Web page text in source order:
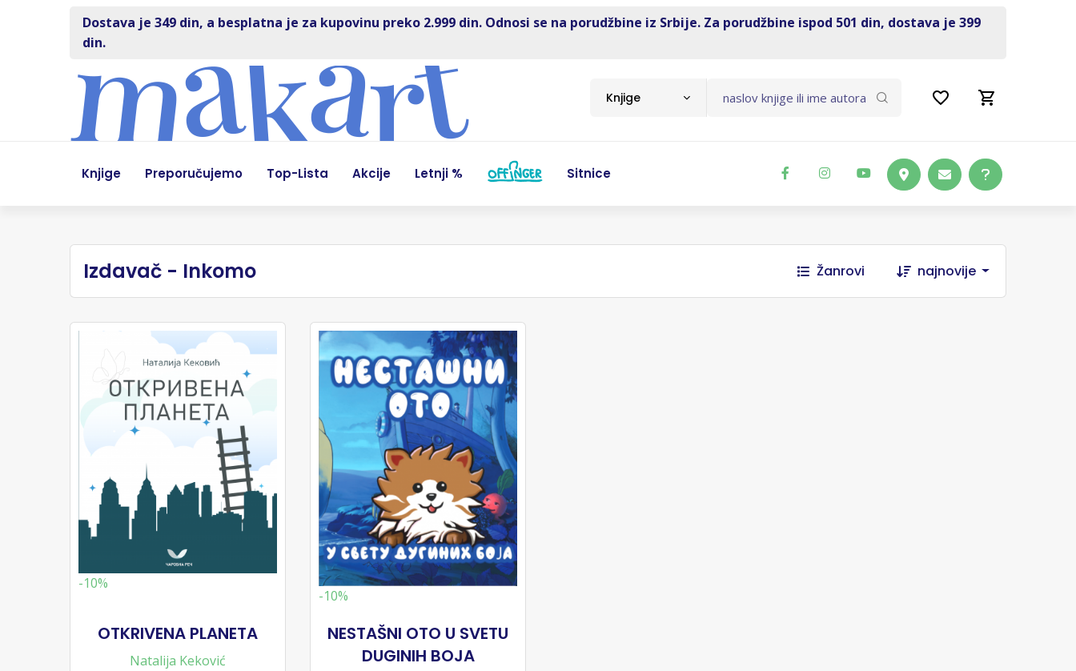
Dostava je 349 din, a besplatna je za kupovinu preko 2.999 din. Odnosi se na porudžbine iz Srbije. Za porudžbine ispod 501 din, dostava je 399
din.
Knjige
Knjige Preporučujemo Top-Lista Akcije Letnji % Sitnice
Izdavač - Inkomo Žanrovi najnovije
-10%
OTKRIVENA PLANETA
Natalija Keković
-10%
NESTAŠNI OTO U SVETU
DUGINIH BOJA